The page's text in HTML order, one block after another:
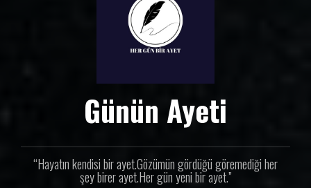
Günün Ayeti
“Hayatın kendisi bir ayet.Gözümün gördüğü göremediği her
şey birer ayet.Her gün yeni bir ayet.”